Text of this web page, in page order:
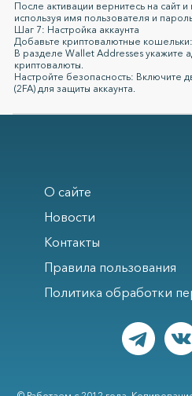
После активации вернитесь на сайт и
используя имя пользователя и
Шаг 7: Настройка аккаунта
Добавьте криптовалютные кошельки:
В разделе Wallet Addresses укажите
криптовалюты.
Настройте безопасность: Включите
(2FA) для защиты аккаунта.
О сайте
Новости
Контакты
Правила пользования
Политика обработки